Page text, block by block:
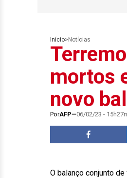
Início> Notícias
mortos
novo
PorAFP 06/02/23 -
O balanço conjunto